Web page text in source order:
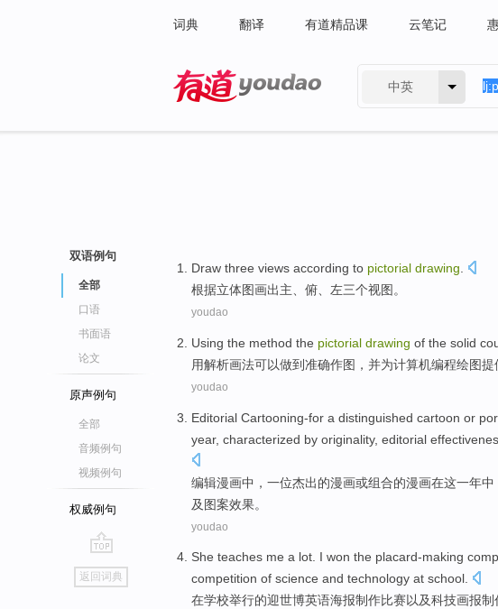
词典 翻译 有道精品课 云笔记
中英
双语例句
全部
口语
书面语
论文
原声例句
全部
音频例句
视频例句
权威例句
go
top
返回词典
Draw three views according to pictorial drawing
根据立体图画出主、俯、左三个视图 。
youdao
Using the method the pictorial drawing of the solid
用解析画法可以做到准确作图，并为计算机编程绘图提
youdao
Editorial Cartooning-for a distinguished cartoon or
year, characterized by originality, editorial
编辑漫画中， 一位杰出的漫画或组合的漫画在这一年中
及图案效果。
youdao
She teaches me a lot. I won the placard-making
competition of science and technology at school.
在学校举行的迎世博英语海报制作比赛以及科技画报制